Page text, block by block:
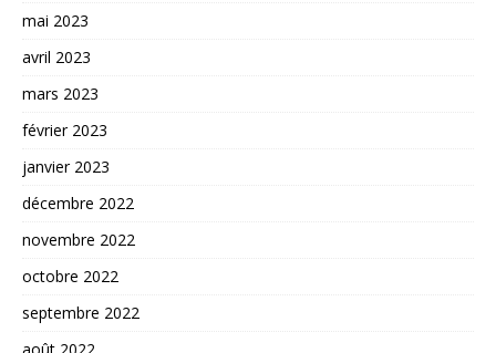
mai 2023
avril 2023
mars 2023
février 2023
janvier 2023
décembre 2022
novembre 2022
octobre 2022
septembre 2022